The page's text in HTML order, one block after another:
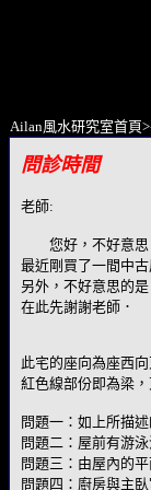
Ailan風水研究室首頁>
問診時間
老師:
您好，不好意思
最近剛買了一間中
另外，不好意思的
在此先謝謝老師．
此宅的座向為座西
紅色線部份即為梁
問題一：如上所描
問題二：屋前有游
問題三：由屋內的
問題四：廚房與主